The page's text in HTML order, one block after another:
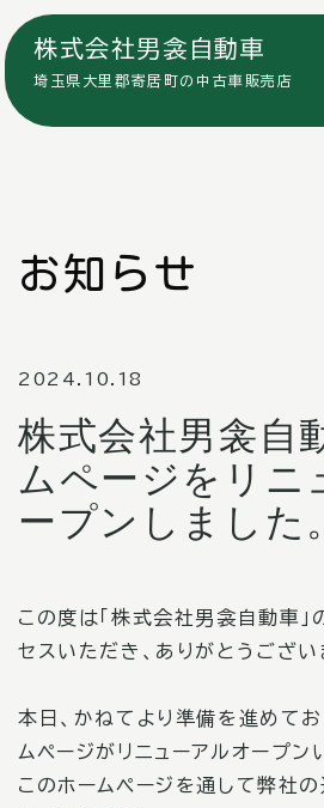
株式会社男衾自動車
埼玉県大里郡寄居町の中古車販売店
お知らせ
2024.10.18
株式会社男衾自
ムページをリニ
ープンしました。
この度は「株式会社男衾自動車」
セスいただき、ありがとうござい
本日、かねてより準備を進めて
ムページがリニューアルオープン
このホームページを通して弊社